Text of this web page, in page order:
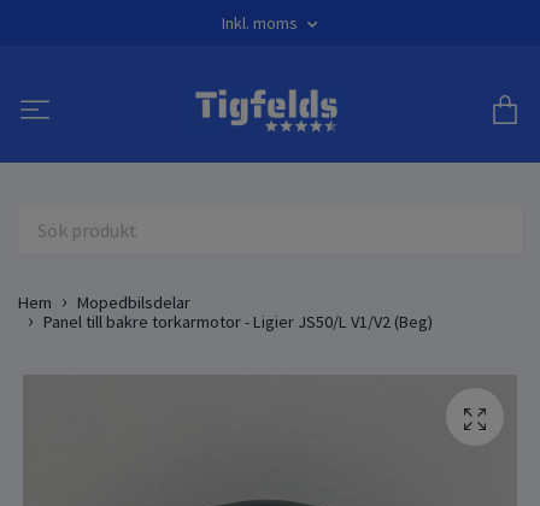
Inkl. moms
Hem
Mopedbilsdelar
Panel till bakre torkarmotor - Ligier JS50/L V1/V2 (Beg)